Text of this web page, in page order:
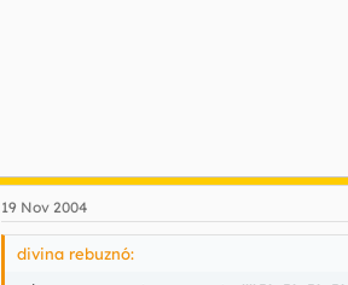
19 Nov 2004
divina rebuznó: